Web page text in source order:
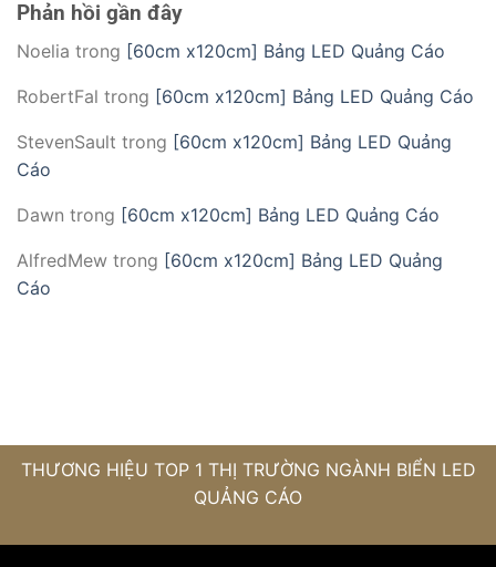
Phản hồi gần đây
Noelia trong [60cm x120cm] Bảng LED Quảng Cáo
RobertFal trong [60cm x120cm] Bảng LED Quảng Cáo
StevenSault trong [60cm x120cm] Bảng LED Quảng
Cáo
Dawn trong [60cm x120cm] Bảng LED Quảng Cáo
AlfredMew trong [60cm x120cm] Bảng LED Quảng
Cáo
THƯƠNG HIỆU TOP 1 THỊ TRƯỜNG NGÀNH BIỂN LED
QUẢNG CÁO